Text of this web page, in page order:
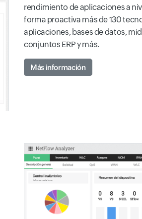
rendimiento de aplicaciones a
forma proactiva más de 130
aplicaciones, bases de datos,
conjuntos ERP y más.
Más información